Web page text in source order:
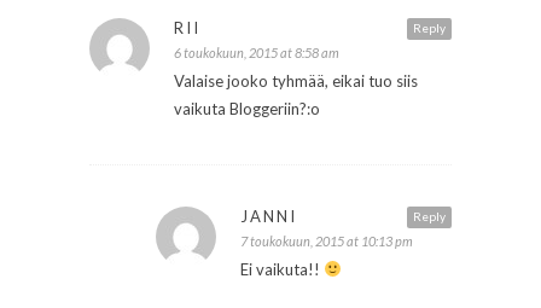
Reply
RII
6 toukokuun, 2015 at 8:58 am
Valaise jooko tyhmää, eikai tuo siis
vaikuta Bloggeriin?:o
Reply
JANNI
7 toukokuun, 2015 at 10:13 pm
Ei vaikuta!!